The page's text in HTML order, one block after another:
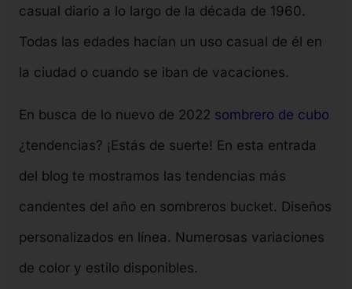
casual diario a lo largo de la década de 1960.
Todas las edades hacían un uso casual de él en
la ciudad o cuando se iban de vacaciones.
En busca de lo nuevo de 2022 sombrero de cubo
¿tendencias? ¡Estás de suerte! En esta entrada
del blog te mostramos las tendencias más
candentes del año en sombreros bucket. Diseños
personalizados en línea. Numerosas variaciones
de color y estilo disponibles.